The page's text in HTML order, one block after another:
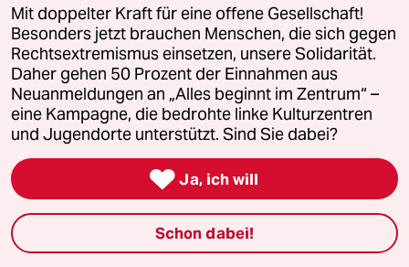
Kantine
Shop
Anzeigen
Fragen & Hilfe
Feedback
Mit doppelter Kraft für eine offene Gesellschaft!
Besonders jetzt brauchen Menschen, die sich gegen
Rechtsextremismus einsetzen, unsere Solidarität.
Daher gehen 50 Prozent der Einnahmen aus
Neuanmeldungen an „Alles beginnt im Zentrum“ –
eine Kampagne, die bedrohte linke Kulturzentren
und Jugendorte unterstützt. Sind Sie dabei?
 Ja, ich will
Schon dabei!